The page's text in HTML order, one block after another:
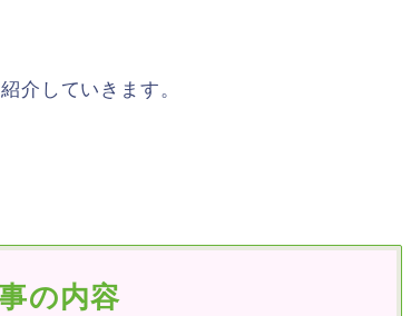
介していきます。
の内容